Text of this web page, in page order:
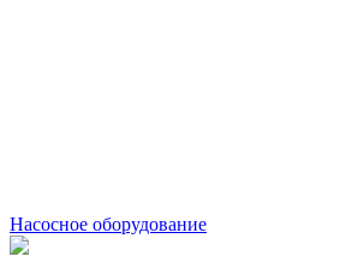
Насосное оборудование